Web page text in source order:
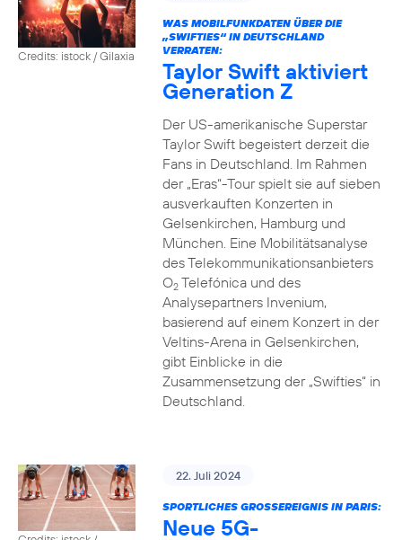
Credits: istock / Gilaxia
WAS MOBILFUNKDATEN ÜBER DIE
„SWIFTIES“ IN DEUTSCHLAND
VERRATEN:
Taylor Swift aktiviert
Generation Z
Der US-amerikanische Superstar
Taylor Swift begeistert derzeit die
Fans in Deutschland. Im Rahmen
der „Eras“-Tour spielt sie auf sieben
ausverkauften Konzerten in
Gelsenkirchen, Hamburg und
München. Eine Mobilitätsanalyse
des Telekommunikationsanbieters
O2Telefónica und des
Analysepartners Invenium,
basierend auf einem Konzert in der
Veltins-Arena in Gelsenkirchen,
gibt Einblicke in die
Zusammensetzung der „Swifties“ in
Deutschland.
22. Juli 2024
SPORTLICHES GROSSEREIGNIS IN PARIS:
Neue 5G-